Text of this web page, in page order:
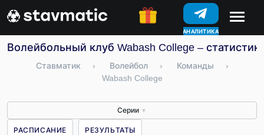
АНАЛИТИКА
КОНКУРСЫ
Волейбольный клуб Wabash College –
Ставматик › Волейбол › Команды
›
Wabash College
Серии ▼
РАСПИСАНИЕ РЕЗУЛЬТАТЫ